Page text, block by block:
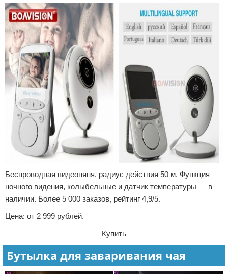
Беспроводная видеоняня, радиус действия 50 м. Функция
ночного видения, колыбельные и датчик температуры — в
наличии. Более 5 000 заказов, рейтинг 4,9/5.
Цена: от 2 999 рублей.
Купить
Бутылка для заваривания чая